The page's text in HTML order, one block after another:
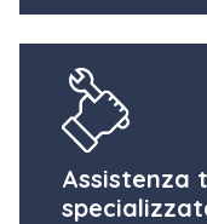
Assistenza